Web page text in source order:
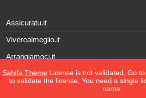
Assicuratu.it
Viverealmeglio.it
Arrangiamoci.it
Tecnichef.it
Sahifa Theme License is not validated, Go
to validate the license, You need a single
name.